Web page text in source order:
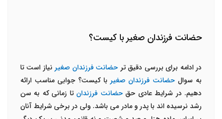
حضانت فرزندان صغیر با کیست؟
در ادامه برای بررسی دقیق تر حضانت فرزندان صغیر نیاز است تا
به سوال حضانت فرزندان صغیر با کیست؟ جوابی مناسب ارائه
دهیم. در شرایط عادی حقحضانت فرزندانتا زمانی که به سن
رشد نرسیده اند با پدر و مادر می باشد. ولی در برخی شرایط آنان